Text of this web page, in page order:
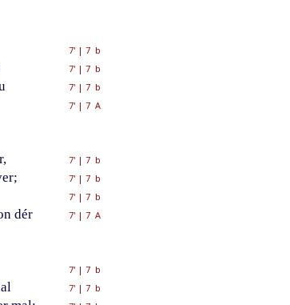
7'| 7 b
7'| 7 b
7'| 7 b
7'| 7 A
7'| 7 b
7'| 7 b
7'| 7 b
dér 7'| 7 A
7'| 7 b
7'| 7 b